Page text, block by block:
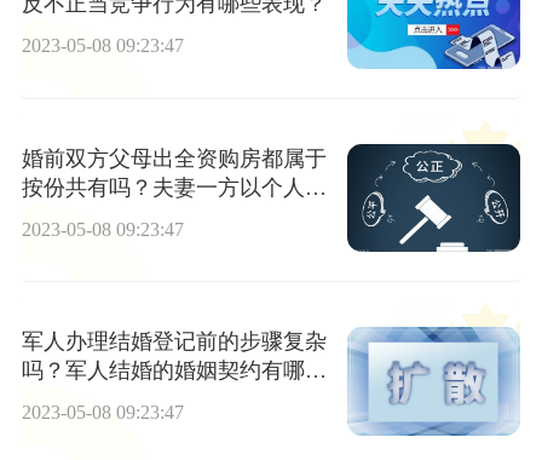
2023-05-08 09:23:47
婚前双方父母出全资购房都属于
按份共有吗？夫妻一方以个人财
2023-05-08 09:23:47
军人办理结婚登记前的步骤复杂
吗？军人结婚的婚姻契约有哪些
要求？
2023-05-08 09:23:47